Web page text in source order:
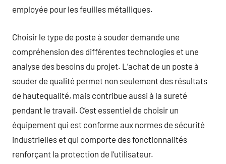
employée pour les feuilles métalliques.
Choisir le type de poste à souder demande une
compréhension des différentes technologies et une
analyse des besoins du projet. L’achat de un poste à
souder de qualité permet non seulement des résultats
de hautequalité, mais contribue aussi à la sureté
pendant le travail. C’est essentiel de choisir un
équipement qui est conforme aux normes de sécurité
industrielles et qui comporte des fonctionnalités
renforçant la protection de l’utilisateur.